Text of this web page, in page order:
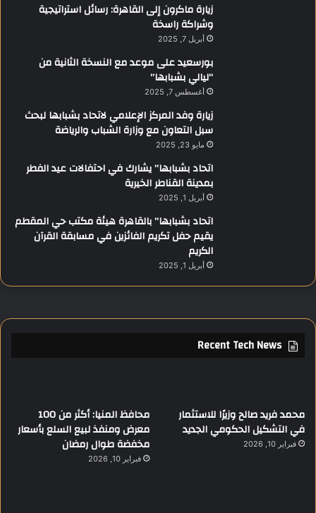
زيارة ماكرون إلى القاهرة: رسائل استراتيجية
وشراكة راسخة
أبريل 7, 2025
بورسعيد على موعد مع النسخة الثانية من
“ليالي بشبابها”
أغسطس 7, 2025
زيارة وفد المركز الإعلامي لاتحاد بشبابها لبحث
سبل التعاون مع وزارة الشباب والرياضة
مايو 23, 2025
اتحاد بشبابها” يشارك في احتفالات عيد الفطر
بمدينة القناطر الخيرية
أبريل 1, 2025
اتحاد بشبابها” بالقاهرة هيئة مكتب حي المقطم
يقيم حفل تكريم الفائزين في مسابقة القرآن
الكريم
أبريل 1, 2025
Recent Tech News
محمد فريد صالح وزيرًا للاستثمار
في التشكيل الحكومي الجديد
فبراير 10, 2026
محافظ المنيا: أكثر من 100
معرض ومنفذ لبيع السلع بأسعار
مخفضة طوال رمضان
فبراير 10, 2026